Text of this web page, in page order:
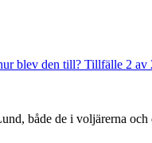
blev den till? Tillfälle 2 av
både de i voljärerna